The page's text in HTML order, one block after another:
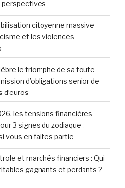
perspectives
citoyenne massive
et les violences
le triomphe de sa toute
d’obligations senior de
d’euros
les tensions financières
3 signes du zodiaque :
vous en faites partie
et marchés financiers : Qui
gagnants et perdants ?